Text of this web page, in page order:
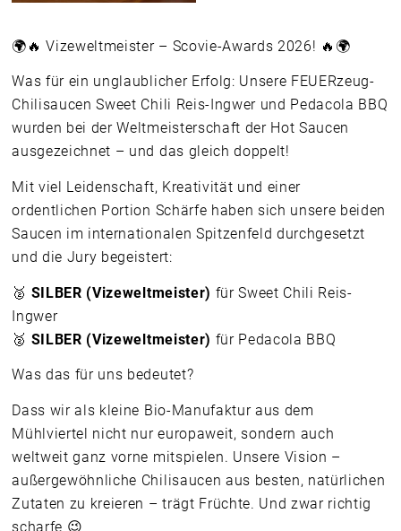
🌍🔥 Vizeweltmeister – Scovie-Awards 2026! 🔥🌍
Was für ein unglaublicher Erfolg: Unsere FEUERzeug-
Chilisaucen Sweet Chili Reis-Ingwer und Pedacola BBQ
wurden bei der Weltmeisterschaft der Hot Saucen
ausgezeichnet – und das gleich doppelt!
Mit viel Leidenschaft, Kreativität und einer
ordentlichen Portion Schärfe haben sich unsere beiden
Saucen im internationalen Spitzenfeld durchgesetzt
und die Jury begeistert:
🥈 SILBER (Vizeweltmeister) für Sweet Chili Reis-
Ingwer
🥈 SILBER (Vizeweltmeister) für Pedacola BBQ
Was das für uns bedeutet?
Dass wir als kleine Bio-Manufaktur aus dem
Mühlviertel nicht nur europaweit, sondern auch
weltweit ganz vorne mitspielen. Unsere Vision –
außergewöhnliche Chilisaucen aus besten, natürlichen
Zutaten zu kreieren – trägt Früchte. Und zwar richtig
scharfe 😉